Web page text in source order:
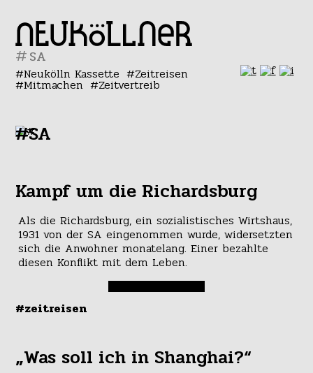
#
Neukölln Kassette Zeitreisen
Mitmachen Zeitvertreib
#SA
Kampf um die Richardsburg
Als die Richardsburg, ein sozialistisches Wirtshaus,
1931 von der SA eingenommen wurde, widersetzten
sich die Anwohner monatelang. Einer bezahlte
diesen Konflikt mit dem Leben.
#zeitreisen
„Was soll ich in Shanghai?“